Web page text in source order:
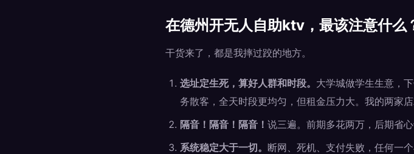
在德州开无人自助ktv，最该注意什么
干货来了，都是我摔过跤的地方。
选址定生死，算好人群和时段。 大学城做学生生意，
务散客，全天时段更均匀，但租金压力大。我的两家
隔音！隔音！隔音！ 说三遍。前期多花两万，后期省
系统稳定大于一切。 断网、死机、支付失败，任何一